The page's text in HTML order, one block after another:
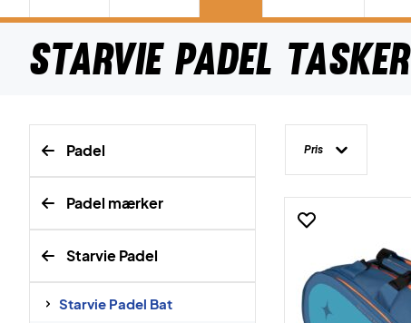
Starvie Padel Tasker
Padel
Padel mærker
Starvie Padel
Starvie Padel Bat
Pris